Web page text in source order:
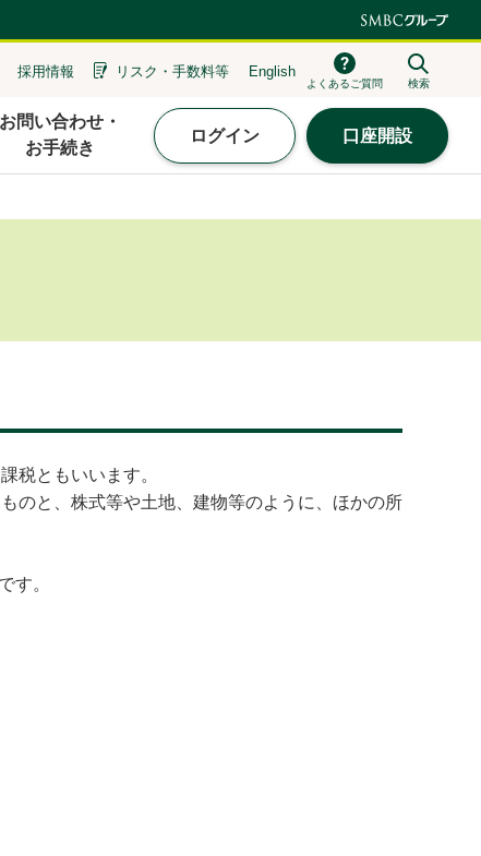
採用情報 リスク・ 手数料等 English
よくあるご質問 検索
お問い合わせ・
お手続き
ログイン 口座開設
税ともいいます。
のと、株式等や土地、建物等のように、ほかの所
す。